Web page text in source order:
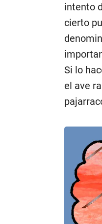
intento
cierto
Si lo
el ave